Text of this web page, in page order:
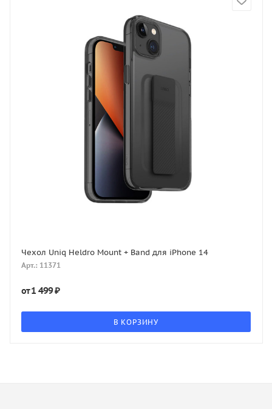
Чехол Uniq Heldro Mount + Band для iPhone 14
Арт.: 11371
от1 499 ₽
В КОРЗИНУ